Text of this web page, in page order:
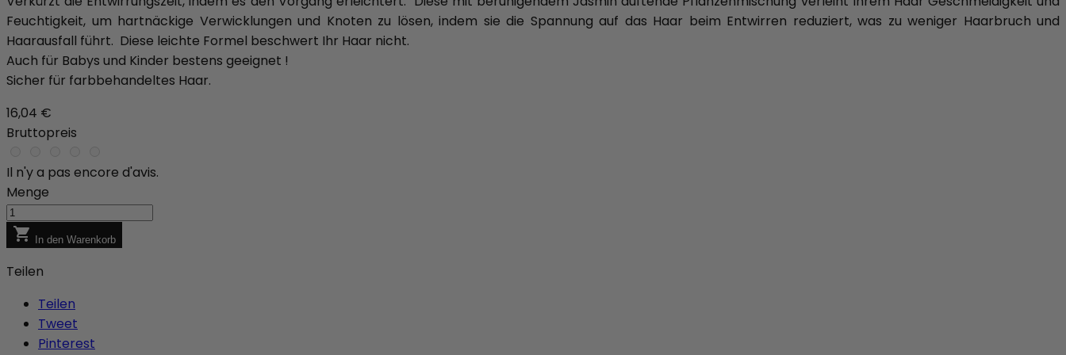
Feuchtigkeit, um hartnäckige Verwicklungen und Knoten zu lösen, indem sie die Spannung auf das Haar beim Entwirren reduziert, was zu weniger Haarbruch und
Haarausfall führt. Diese leichte Formel beschwert Ihr Haar nicht.
Auch für Babys und Kinder bestens geeignet !
Sicher für farbbehandeltes Haar.
16,04 €
Bruttopreis
Il n'y a pas encore d'avis.
Menge
 In den Warenkorb
Teilen
Teilen
Tweet
Pinterest